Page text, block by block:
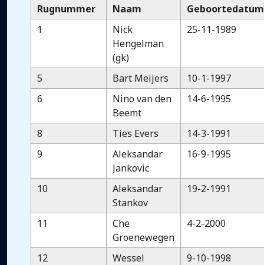
Rugnummer Naam
1
Nick
Hengelman
(gk)
25-11-1989
5 Bart Meijers
10-1-1997
6
Nino van den
Beemt
14-6-1995
8 Ties Evers
14-3-1991
9
Aleksandar
Jankovic
16-9-1995
10
Aleksandar
Stankov
19-2-1991
11
Che
Groenewegen
4-2-2000
12
Wessel
9-10-1998